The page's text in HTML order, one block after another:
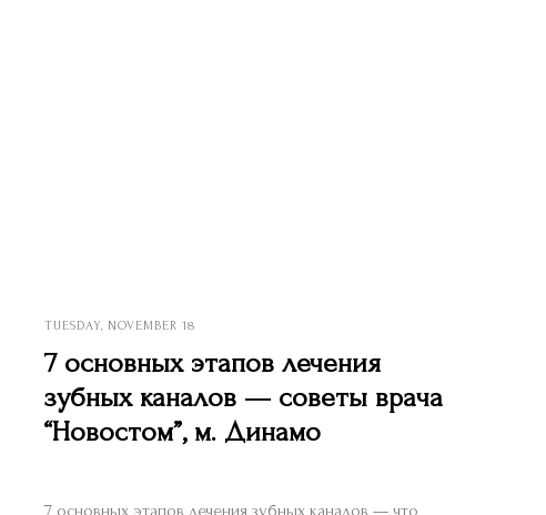
TUESDAY, NOVEMBER 18
7 основных этапов лечения
зубных каналов — советы врача
“Новостом”, м. Динамо
7 основных этапов лечения зубных каналов — что